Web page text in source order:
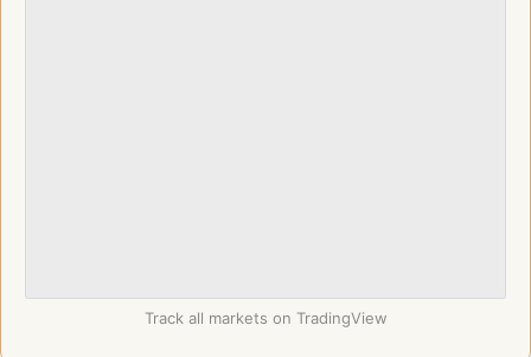
Track all markets on TradingView